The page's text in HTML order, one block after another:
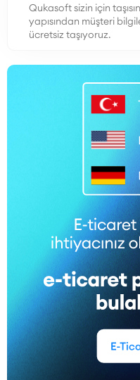
Qukasoft sizin için
yapısından müşteri
ücretsiz taşıyoruz.